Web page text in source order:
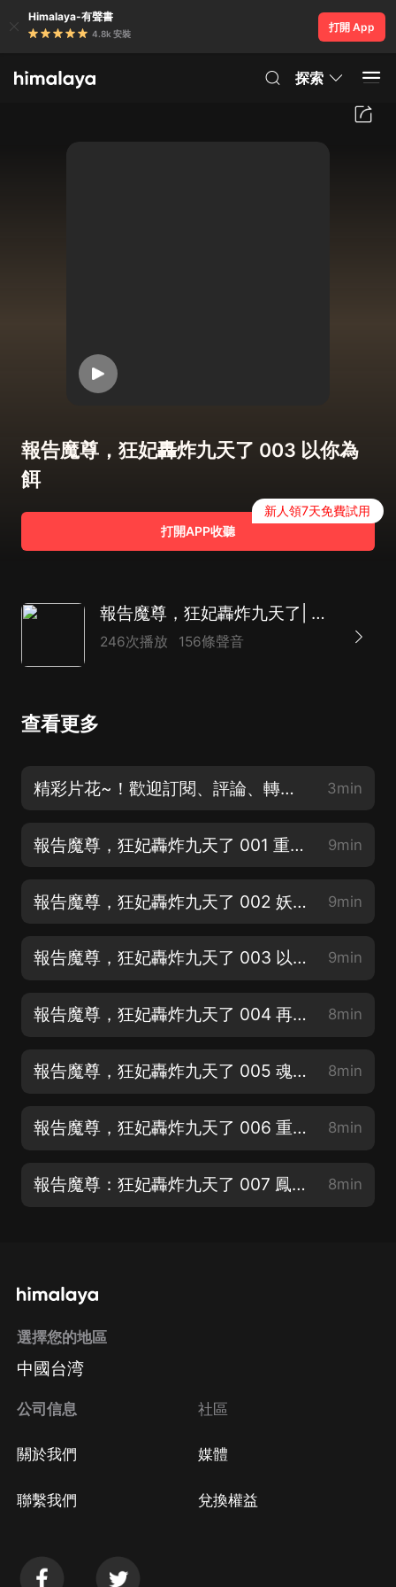
Himalaya-有聲書
4.8k 安裝
打開 App
探索
報告魔尊，狂妃轟炸九天了 003 以你為
餌
打開APP收聽
新人領7天免費試用
報告魔尊，狂妃轟炸九天了| 甜寵&穿越重生&雙潔女強爽文有聲小說
246次播放 156條聲音
查看更多
精彩片花~！歡迎訂閱、評論、轉發！ 3min
報告魔尊，狂妃轟炸九天了 001 重生入絕境 9min
報告魔尊，狂妃轟炸九天了 002 妖孽，蚩垣 9min
報告魔尊，狂妃轟炸九天了 003 以你為餌 9min
報告魔尊，狂妃轟炸九天了 004 再遇鳳千影 8min
報告魔尊，狂妃轟炸九天了 005 魂骨被搶 8min
報告魔尊，狂妃轟炸九天了 006 重回鳳府 8min
報告魔尊：狂妃轟炸九天了 007 鳳府這麼摳門？ 8min
選擇您的地區
中國台湾
公司信息
關於我們
聯繫我們
社區
媒體
兌換權益